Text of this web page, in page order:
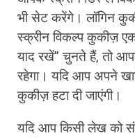
भी सेट करेंगे। लॉगिन
स्क्रीन विकल्प कुकीज़
याद रखें” चुनते हैं, तो
रहेगा। यदि आप अपने
कुकीज़ हटा दी जाएंगी।
यदि आप किसी लेख को